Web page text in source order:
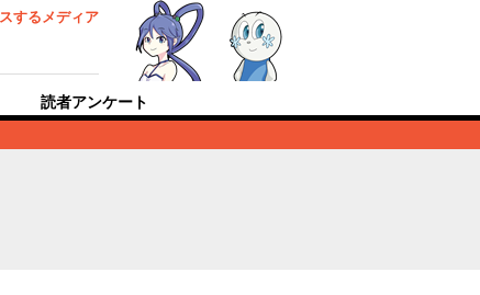
するメディア
読者アンケート